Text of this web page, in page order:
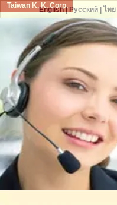
Taiwan K. K. Corp.
English| Русский| ไทย|